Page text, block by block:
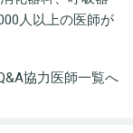
人以上の医師が
協力医師一覧へ